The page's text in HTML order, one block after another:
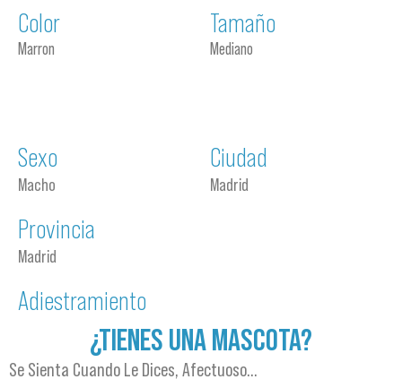
Color
Marron
Tamaño
Mediano
Sexo
Macho
Ciudad
Madrid
Provincia
Madrid
Adiestramiento
¿TIENES UNA MASCOTA?
Se Sienta Cuando Le Dices, Afectuoso…